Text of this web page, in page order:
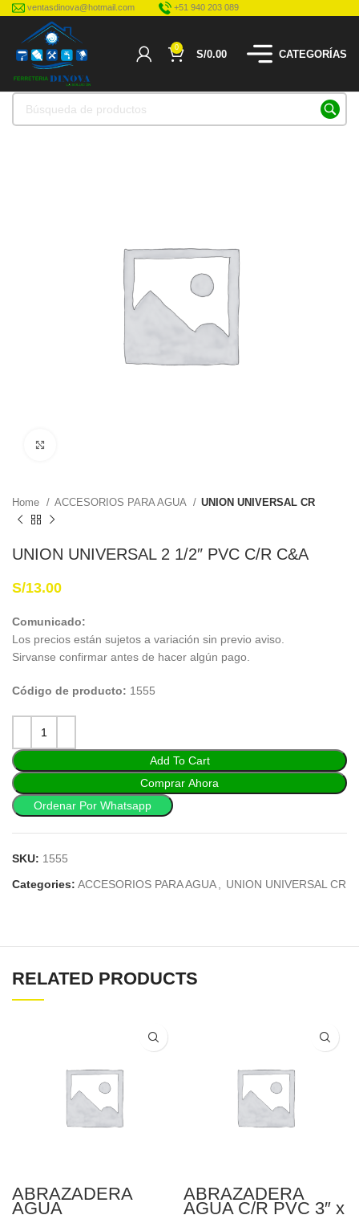
ventasdinova@hotmail.com +51 940 203 089
0
S/0.00 CATEGORÍAS
Home ACCESORIOS PARA AGUA UNION UNIVERSAL CR
UNION UNIVERSAL 2 1/2″ PVC C/R C&A
S/13.00
Comunicado:
Los precios están sujetos a variación sin previo aviso.
Sirvanse confirmar antes de hacer algún pago.
Código de producto: 1555
Add To Cart
Comprar Ahora
Ordenar Por Whatsapp
SKU: 1555
Categories: ACCESORIOS PARA AGUA UNION UNIVERSAL CR
RELATED PRODUCTS
ABRAZADERA
AGUA
ABRAZADERA
AGUA C/R PVC 3″ x